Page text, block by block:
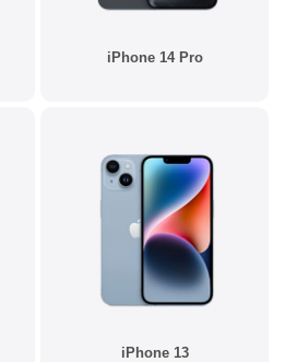
iPhone 14 Pro
iPhone 13